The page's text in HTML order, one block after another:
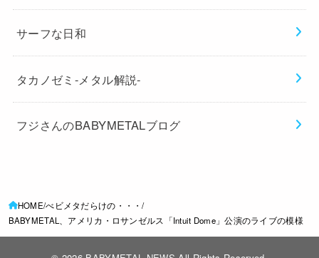
サーフな日和
タカノゼミ-メタル解説-
フジさんのBABYMETALブログ
HOME べビメタだらけの・・・
BABYMETAL、アメリカ・ロサンゼルス「Intuit Dome」公演のライブの模様